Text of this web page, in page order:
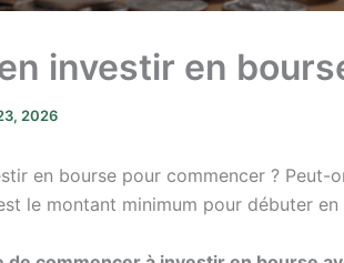
investir en
2026
en bourse pour commencer ? Peut-
le montant minimum pour débuter en